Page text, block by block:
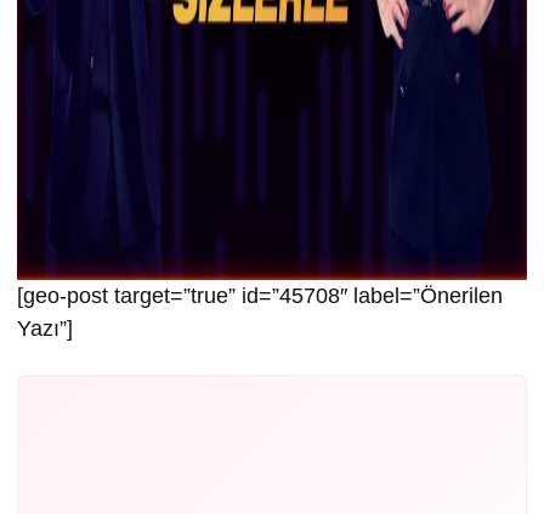
[geo-post target=”true” id=”45708″ label=”Önerilen
Yazı”]